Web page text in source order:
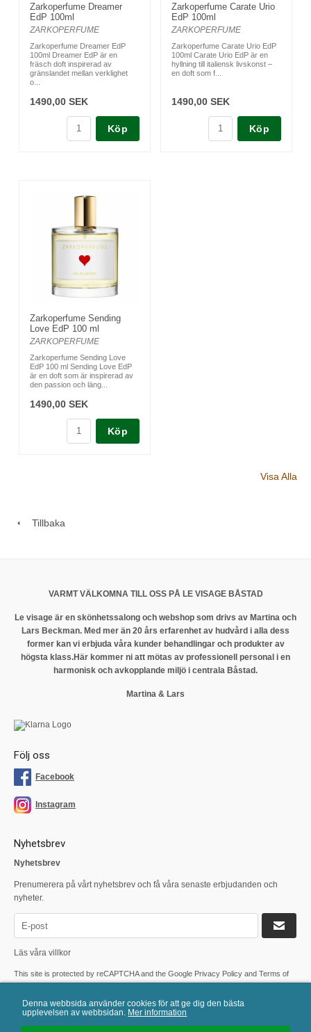
Denna webbsida använder cookies för att ge dig den bästa
upplevelsen av webbsidan. Mer information
Zarkoperfume Dreamer
EdP 100ml
ZARKOPERFUME
Zarkoperfume Dreamer EdP
100ml Dreamer EdP är en
fräsch doft inspirerad av
gränslandet mellan verklighet
o...
1490,00 SEK
Köp
Zarkoperfume Carate Urio
EdP 100ml
ZARKOPERFUME
Zarkoperfume Carate Urio EdP
100ml Carate Urio EdP är en
hyllning till italiensk livskonst –
en doft som f...
1490,00 SEK
Köp
Zarkoperfume Sending
Love EdP 100 ml
ZARKOPERFUME
Zarkoperfume Sending Love
EdP 100 ml Sending Love EdP
är en doft som är inspirerad av
den passion och läng...
1490,00 SEK
Köp
Visa Alla
Tillbaka
VARMT VÄLKOMNA TILL OSS PÅ LE VISAGE BÅSTAD
Le visage är en skönhetssalong och webshop som drivs av Martina och
Lars Beckman. Med mer än 20 års erfarenhet av hudvård i alla dess
former kan vi erbjuda våra kunder behandlingar och produkter av
högsta klass.Här kommer ni att mötas av professionell personal i en
harmonisk och avkopplande miljö i centrala Båstad.
Martina & Lars
Följ oss
Facebook
Instagram
Nyhetsbrev
Nyhetsbrev
Prenumerera på vårt nyhetsbrev och få våra senaste erbjudanden och
nyheter.
Läs våra villkor
This site is protected by reCAPTCHA and the Google Privacy Policy and Terms of
Serviceapply.